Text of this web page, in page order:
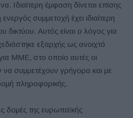
Ιδιαίτερη έμφαση δίνεται επίσης
συμμετοχή έχει ιδιαίτερη
δικτύου. Αυτός είναι ο λόγος για
εξαρχής ως ανοιχτό
για ΜΜΕ, στο οποίο αυτές οι
να συμμετέχουν γρήγορα και με
πληροφορικής.
δομές της ευρωπαϊκής